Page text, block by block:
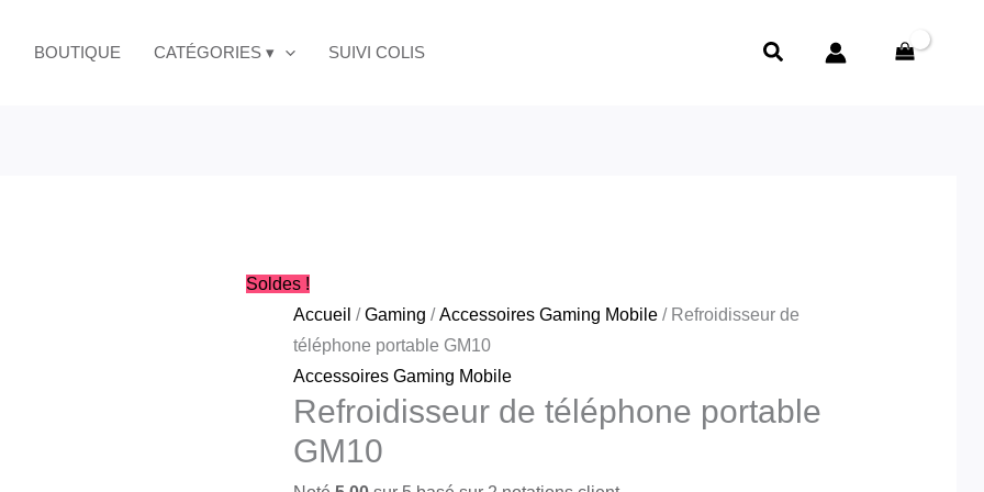
BOUTIQUE CATÉGORIES ▾ SUIVI COLIS Rechercher
Soldes !
Accueil /Gaming /Accessoires Gaming Mobile / Refroidisseur de
téléphone portable GM10
Accessoires Gaming Mobile
Refroidisseur de téléphone portable
GM10
prix